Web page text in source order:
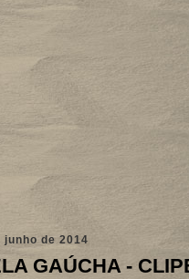
de 2014
GAÚCHA -